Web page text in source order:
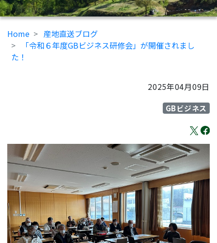
Home
産地直送ブログ
「令和６年度GBビジネス研修会」が開催されまし
た！
2025年04月09日
GBビジネス